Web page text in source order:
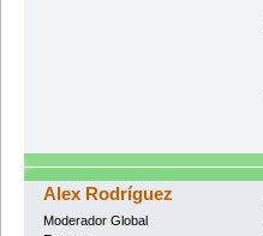
Alex Rodríguez
Moderador Global